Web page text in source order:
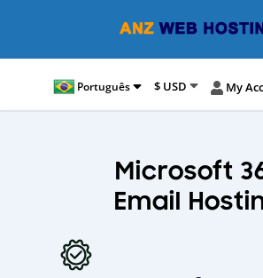
Português $ USD My
Microsoft
Email